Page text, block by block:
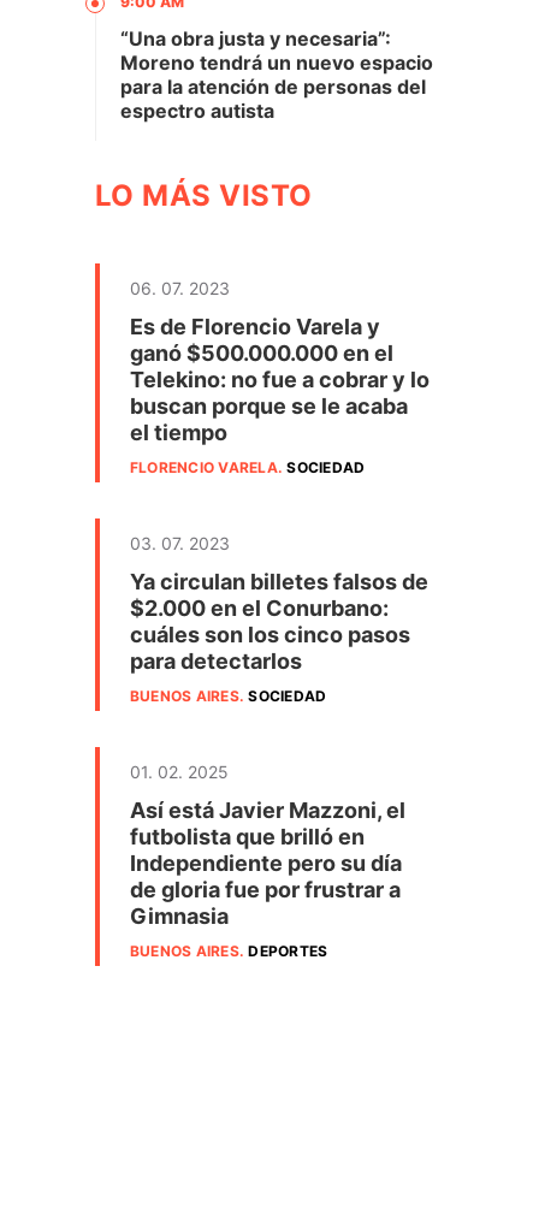
“Una obra justa y necesaria”:
Moreno tendrá un nuevo espacio
para la atención de personas del
espectro autista
LO MÁS VISTO
06. 07. 2023
Es de Florencio Varela y
ganó $500.000.000 en el
Telekino: no fue a cobrar y lo
buscan porque se le acaba
el tiempo
FLORENCIO VARELA.SOCIEDAD
03. 07. 2023
Ya circulan billetes falsos de
$2.000 en el Conurbano:
cuáles son los cinco pasos
para detectarlos
BUENOS AIRES.SOCIEDAD
01. 02. 2025
Así está Javier Mazzoni, el
futbolista que brilló en
Independiente pero su día
de gloria fue por frustrar a
Gimnasia
BUENOS AIRES.DEPORTES